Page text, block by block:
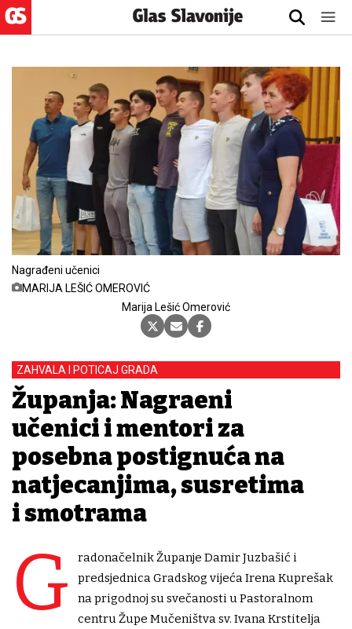
Nagrađeni učenici
MARIJA LEŠIĆ OMEROVIĆ
Marija Lešić Omerović
ZAHVALA I POTICAJ GRADA
Županja: Nagrađeni
učenici i mentori za
posebna postignuća na
natjecanjima, susretima
i smotrama
G
radonačelnik Županje Damir Juzbašić i
predsjednica Gradskog vijeća Irena Kuprešak
na prigodnoj su svečanosti u Pastoralnom
centru Župe Mučeništva sv. Ivana Krstitelja